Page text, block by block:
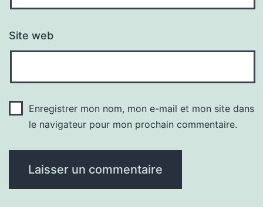
Site web
Enregistrer mon nom, mon e-mail et mon site dans
le navigateur pour mon prochain commentaire.